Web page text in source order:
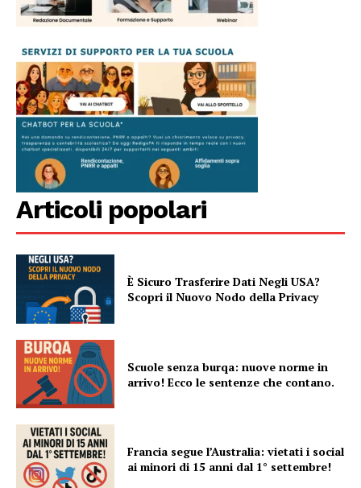
Articoli popolari
È Sicuro Trasferire Dati Negli USA?
Scopri il Nuovo Nodo della Privacy
Scuole senza burqa: nuove norme in
arrivo! Ecco le sentenze che contano.
Francia segue l’Australia: vietati i social
ai minori di 15 anni dal 1° settembre!